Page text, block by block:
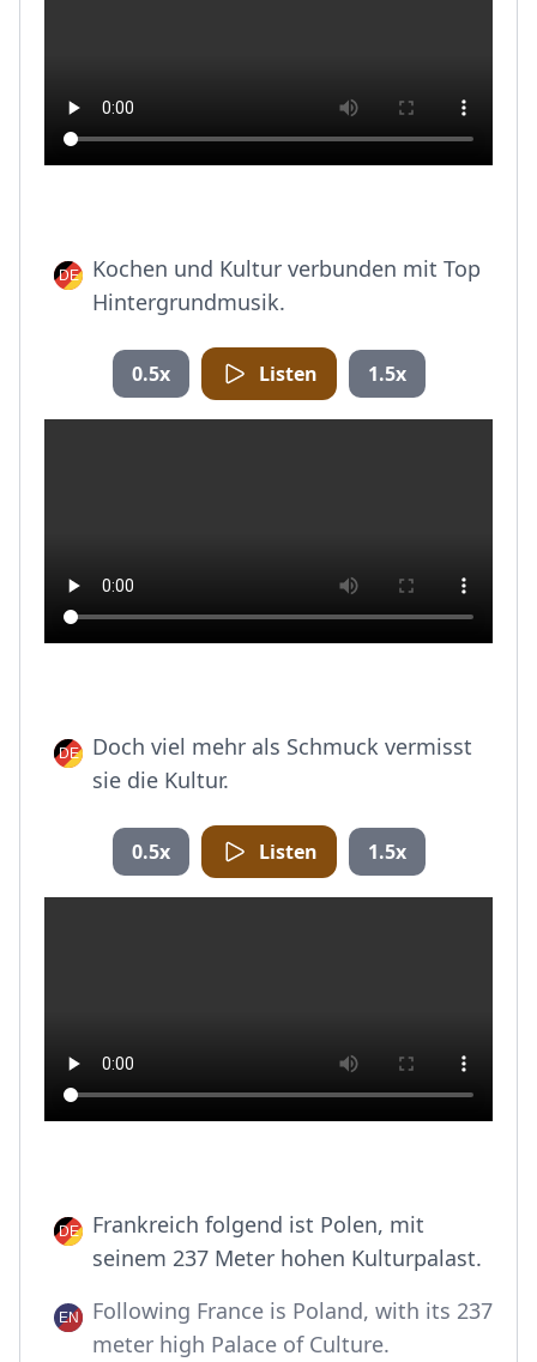
Kochen und Kultur verbunden mit Top
Hintergrundmusik.
0.5x Listen 1.5x
Doch viel mehr als Schmuck vermisst
sie die Kultur.
0.5x Listen 1.5x
Frankreich folgend ist Polen, mit
seinem 237 Meter hohen Kulturpalast.
Following France is Poland, with its 237
meter high Palace of Culture.